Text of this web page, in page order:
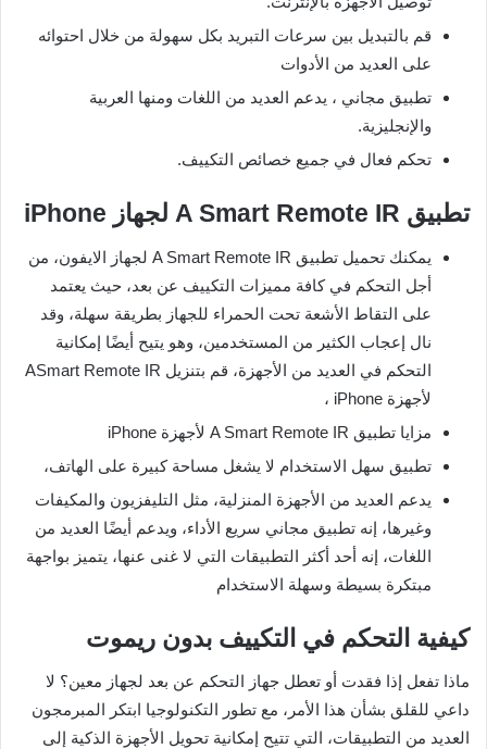
قم بالتبديل بين سرعات التبريد بكل سهولة من خلال احتوائه
على العديد من الأدوات
تطبيق مجاني ، يدعم العديد من اللغات ومنها العربية
والإنجليزية.
تحكم فعال في جميع خصائص التكييف.
تطبيق A Smart Remote IR لجهاز iPhone
يمكنك تحميل تطبيق A Smart Remote IR لجهاز الايفون، من
أجل التحكم في كافة مميزات التكييف عن بعد، حيث يعتمد
على التقاط الأشعة تحت الحمراء للجهاز بطريقة سهلة، وقد
نال إعجاب الكثير من المستخدمين، وهو يتيح أيضًا إمكانية
التحكم في العديد من الأجهزة، قم بتنزيل ASmart Remote IR
لأجهزة iPhone ،
مزايا تطبيق A Smart Remote IR لأجهزة iPhone
تطبيق سهل الاستخدام لا يشغل مساحة كبيرة على الهاتف،
يدعم العديد من الأجهزة المنزلية، مثل التليفزيون والمكيفات
وغيرها، إنه تطبيق مجاني سريع الأداء، ويدعم أيضًا العديد من
اللغات، إنه أحد أكثر التطبيقات التي لا غنى عنها، يتميز بواجهة
مبتكرة بسيطة وسهلة الاستخدام
كيفية التحكم في التكييف بدون ريموت
ماذا تفعل إذا فقدت أو تعطل جهاز التحكم عن بعد لجهاز معين؟ لا
داعي للقلق بشأن هذا الأمر، مع تطور التكنولوجيا ابتكر المبرمجون
العديد من التطبيقات، التي تتيح إمكانية تحويل الأجهزة الذكية إلى